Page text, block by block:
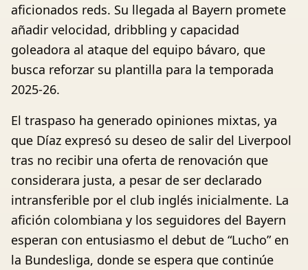
aficionados reds. Su llegada al Bayern promete
añadir velocidad, dribbling y capacidad
goleadora al ataque del equipo bávaro, que
busca reforzar su plantilla para la temporada
2025-26.
El traspaso ha generado opiniones mixtas, ya
que Díaz expresó su deseo de salir del Liverpool
tras no recibir una oferta de renovación que
considerara justa, a pesar de ser declarado
intransferible por el club inglés inicialmente. La
afición colombiana y los seguidores del Bayern
esperan con entusiasmo el debut de “Lucho” en
la Bundesliga, donde se espera que continúe